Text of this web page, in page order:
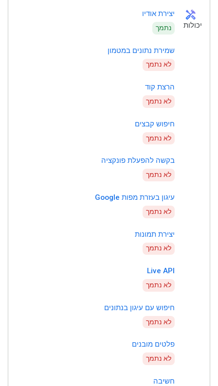
handyman
יכולות
יצירת אודיו
נתמך
שמירת נתונים במטמון
לא נתמך
הרצת קוד
לא נתמך
חיפוש קבצים
לא נתמך
בקשה להפעלת פונקציה
לא נתמך
עיגון בעזרת מפות Google
לא נתמך
יצירת תמונות
לא נתמך
Live API
לא נתמך
חיפוש עם עיגון בנתונים
לא נתמך
פלטים מובנים
לא נתמך
חשיבה